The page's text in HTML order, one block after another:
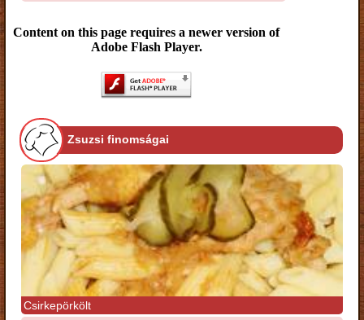
Content on this page requires a newer version of
Adobe Flash Player.
Zsuzsi finomságai
Csirkepörkölt